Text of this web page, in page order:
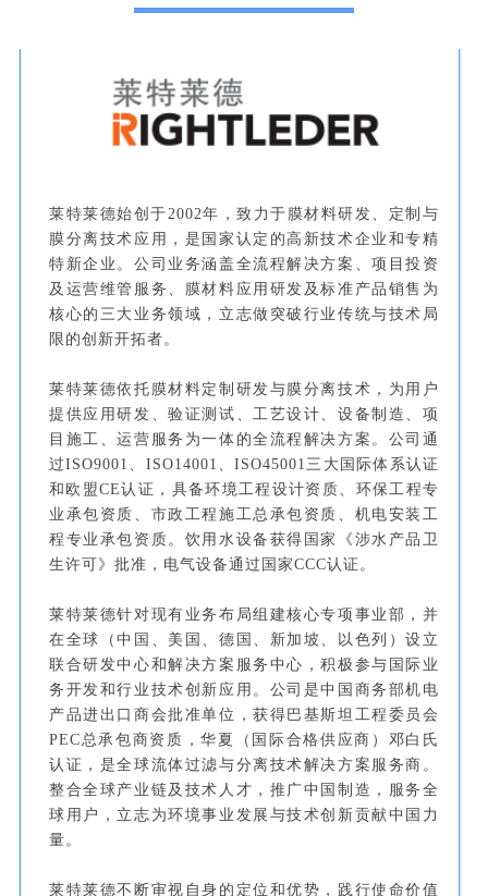
莱特莱德始创于2002年，致力于膜材料研发、定制与
膜分离技术应用，是国家认定的高新技术企业和专精
特新企业。公司业务涵盖全流程解决方案、项目投资
及运营维管服务、膜材料应用研发及标准产品销售为
核心的三大业务领域，立志做突破行业传统与技术局
限的创新开拓者。
莱特莱德依托膜材料定制研发与膜分离技术，为用户
提供应用研发、验证测试、工艺设计、设备制造、项
目施工、运营服务为一体的全流程解决方案。公司通
过ISO9001、ISO14001、ISO45001三大国际体系认证
和欧盟CE认证，具备环境工程设计资质、环保工程专
业承包资质、市政工程施工总承包资质、机电安装工
程专业承包资质。饮用水设备获得国家《涉水产品卫
生许可》批准，电气设备通过国家CCC认证。
莱特莱德针对现有业务布局组建核心专项事业部，并
在全球（中国、美国、德国、新加坡、以色列）设立
联合研发中心和解决方案服务中心，积极参与国际业
务开发和行业技术创新应用。 公司是中国商务部机电
产品进出口商会批准单位，获得巴基斯坦工程委员会
PEC总承包商资质，华夏（国际合格供应商）邓白氏
认证，是全球流体过滤与分离技术解决方案服务商。
整合全球产业链及技术人才，推广中国制造，服务全
球用户，立志为环境事业发展与技术创新贡献中国力
量。
莱特莱德不断审视自身的定位和优势，践行使命价值